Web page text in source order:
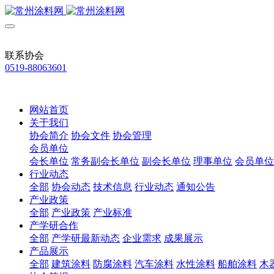
联系协会
0519-88063601
网站首页
关于我们
协会简介 协会文件 协会管理
会员单位
会长单位 常务副会长单位 副会长单位 理事单位 会员单位
行业动态
全部 协会动态 技术信息 行业动态 通知公告
产业政策
全部 产业政策 产业标准
产学研合作
全部 产学研最新动态 企业需求 成果展示
产品展示
全部 建筑涂料 防腐涂料 汽车涂料 水性涂料 船舶涂料 木